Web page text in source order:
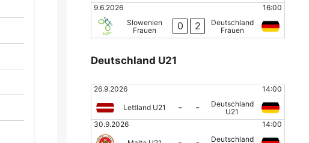
9.6.2026
16:00
Slowenien
Frauen
0 2
Deutschland
Frauen
Deutschland U21
26.9.2026 14:00
Lettland U21 - -
Deutschland
U21
30.9.2026
14:00
Deutschland